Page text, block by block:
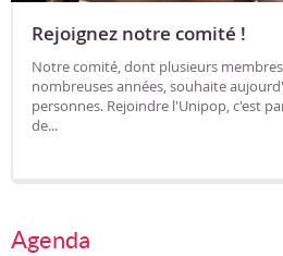
Rejoignez notre comité !
Notre comité, dont plusieurs
nombreuses années, souhaite
personnes. Rejoindre l'Unipop, c'est
de...
Agenda